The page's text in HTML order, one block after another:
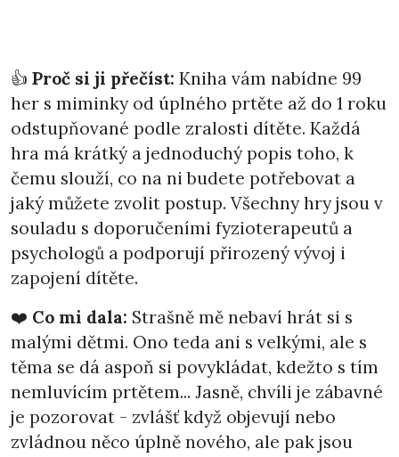
👍 Proč si ji přečíst: Kniha vám nabídne 99
her s miminky od úplného prtěte až do 1 roku
odstupňované podle zralosti dítěte. Každá
hra má krátký a jednoduchý popis toho, k
čemu slouží, co na ni budete potřebovat a
jaký můžete zvolit postup. Všechny hry jsou v
souladu s doporučeními fyzioterapeutů a
psychologů a podporují přirozený vývoj i
zapojení dítěte.
❤️ Co mi dala: Strašně mě nebaví hrát si s
malými dětmi. Ono teda ani s velkými, ale s
těma se dá aspoň si povykládat, kdežto s tím
nemluvícím prtětem... Jasně, chvíli je zábavné
je pozorovat - zvlášť když objevují nebo
zvládnou něco úplně nového, ale pak jsou